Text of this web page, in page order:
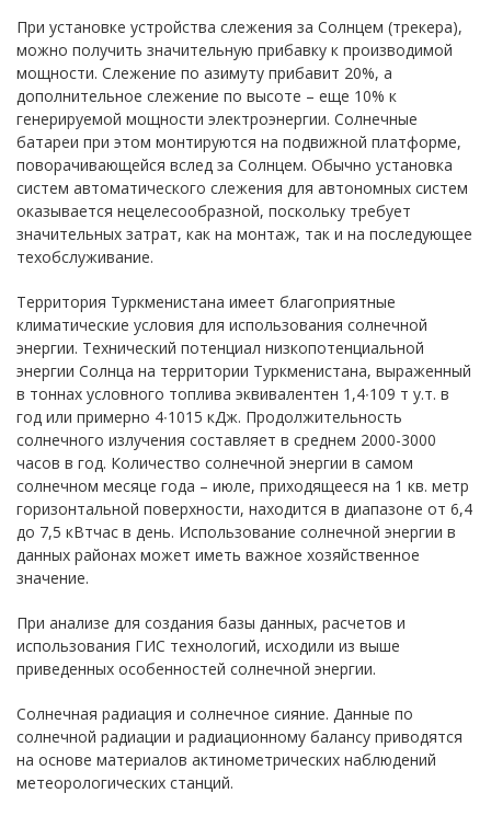
При установке устройства слежения за Солнцем (трекера),
можно получить значительную прибавку к производимой
мощности. Слежение по азимуту прибавит 20%, а
дополнительное слежение по высоте – еще 10% к
генерируемой мощности электроэнергии. Солнечные
батареи при этом монтируются на подвижной платформе,
поворачивающейся вслед за Солнцем. Обычно установка
систем автоматического слежения для автономных систем
оказывается нецелесообразной, поскольку требует
значительных затрат, как на монтаж, так и на последующее
техобслуживание.
Территория Туркменистана имеет благоприятные
климатические условия для использования солнечной
энергии. Технический потенциал низкопотенциальной
энергии Солнца на территории Туркменистана, выраженный
в тоннах условного топлива эквивалентен 1,4∙109 т у.т. в
год или примерно 4∙1015 кДж. Продолжительность
солнечного излучения составляет в среднем 2000-3000
часов в год. Количество солнечной энергии в самом
солнечном месяце года – июле, приходящееся на 1 кв. метр
горизонтальной поверхности, находится в диапазоне от 6,4
до 7,5 кВтчас в день. Использование солнечной энергии в
данных районах может иметь важное хозяйственное
значение.
При анализе для создания базы данных, расчетов и
использования ГИС технологий, исходили из выше
приведенных особенностей солнечной энергии.
Солнечная радиация и солнечное сияние. Данные по
солнечной радиации и радиационному балансу приводятся
на основе материалов актинометрических наблюдений
метеорологических станций.